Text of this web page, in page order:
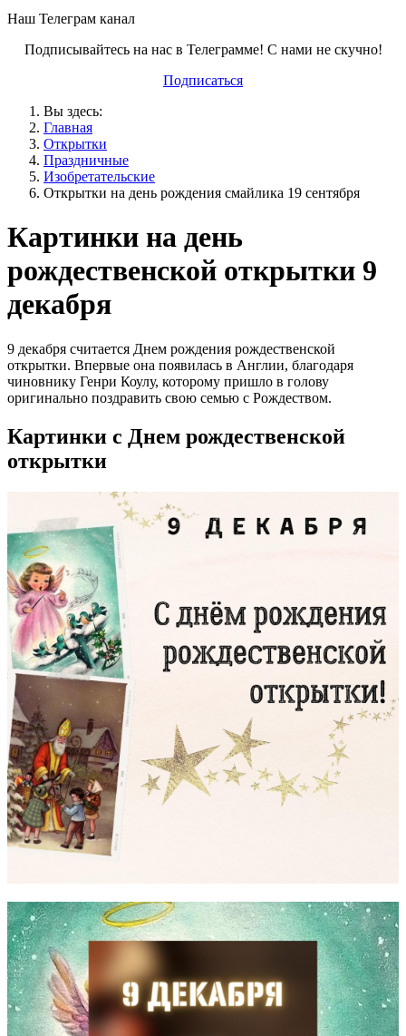
Наш Телеграм канал
Подписывайтесь на нас в Телеграмме! С нами не скучно!
Подписаться
Вы здесь:
Главная
Открытки
Праздничные
Изобретательские
Открытки на день рождения смайлика 19 сентября
Картинки на день
рождественской открытки 9
декабря
9 декабря считается Днем рождения рождественской
открытки. Впервые она появилась в Англии, благодаря
чиновнику Генри Коулу, которому пришло в голову
оригинально поздравить свою семью с Рождеством.
Картинки с Днем рождественской
открытки